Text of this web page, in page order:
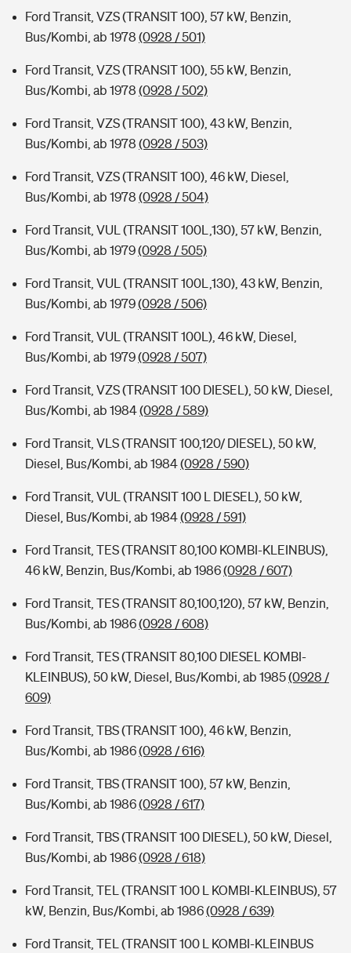
Ford Transit, VZS (TRANSIT 100), 57 kW, Benzin,
Bus/Kombi, ab 1978 (0928 / 501)
Ford Transit, VZS (TRANSIT 100), 55 kW, Benzin,
Bus/Kombi, ab 1978 (0928 / 502)
Ford Transit, VZS (TRANSIT 100), 43 kW, Benzin,
Bus/Kombi, ab 1978 (0928 / 503)
Ford Transit, VZS (TRANSIT 100), 46 kW, Diesel,
Bus/Kombi, ab 1978 (0928 / 504)
Ford Transit, VUL (TRANSIT 100L,130), 57 kW, Benzin,
Bus/Kombi, ab 1979(0928 / 505)
Ford Transit, VUL (TRANSIT 100L,130), 43 kW, Benzin,
Bus/Kombi, ab 1979(0928 / 506)
Ford Transit, VUL (TRANSIT 100L), 46 kW, Diesel,
Bus/Kombi, ab 1979(0928 / 507)
Ford Transit, VZS (TRANSIT 100 DIESEL), 50 kW, Diesel,
Bus/Kombi, ab 1984(0928 / 589)
Ford Transit, VLS (TRANSIT 100,120/ DIESEL), 50 kW,
Diesel, Bus/Kombi, ab 1984(0928 / 590)
Ford Transit, VUL (TRANSIT 100 L DIESEL), 50 kW,
Diesel, Bus/Kombi, ab 1984(0928 / 591)
Ford Transit, TES (TRANSIT 80,100 KOMBI-KLEINBUS),
46 kW, Benzin, Bus/Kombi, ab 1986(0928 / 607)
Ford Transit, TES (TRANSIT 80,100,120), 57 kW, Benzin,
Bus/Kombi, ab 1986(0928 / 608)
Ford Transit, TES (TRANSIT 80,100 DIESEL KOMBI-
KLEINBUS), 50 kW, Diesel, Bus/Kombi, ab 1985(0928 /
609)
Ford Transit, TBS (TRANSIT 100), 46 kW, Benzin,
Bus/Kombi, ab 1986(0928 / 616)
Ford Transit, TBS (TRANSIT 100), 57 kW, Benzin,
Bus/Kombi, ab 1986(0928 / 617)
Ford Transit, TBS (TRANSIT 100 DIESEL), 50 kW, Diesel,
Bus/Kombi, ab 1986(0928 / 618)
Ford Transit, TEL (TRANSIT 100 L KOMBI-KLEINBUS), 57
kW, Benzin, Bus/Kombi, ab 1986(0928 / 639)
Ford Transit, TEL (TRANSIT 100 L KOMBI-KLEINBUS